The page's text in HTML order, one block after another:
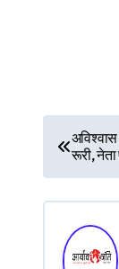
o
s
रूरी,